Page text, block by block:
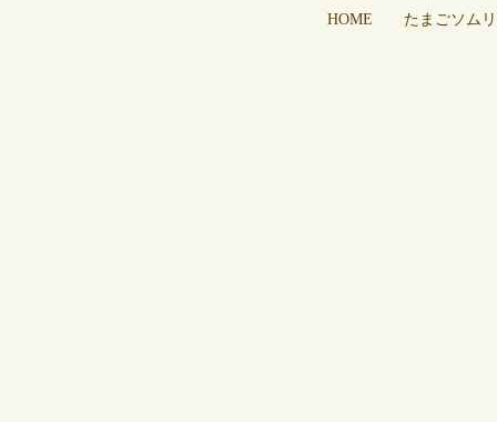
HOME たまごソム